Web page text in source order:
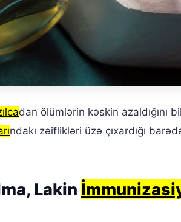
dan ölümlərin kəskin azaldığını
ndakı zəiflikləri üzə çıxardığı
Lakin